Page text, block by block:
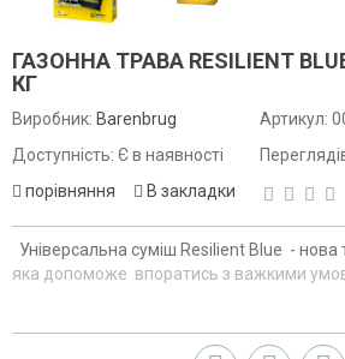
ГАЗОННА ТРАВА RESILIENT
КГ
Виробник: Barenbrug
Доступність: Є в наявності
порівняння
В закладки
Артикул:
Універсальна суміш Resilient Blue - нова
яка допоможе впоратись з важкими